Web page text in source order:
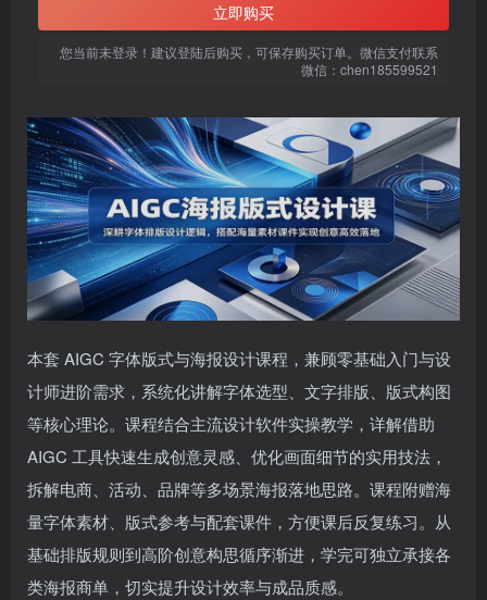
立即购买
您当前未登录！建议登陆后购买，可保存购买订单。微信支付联系
微信：chen185599521
本套 AIGC 字体版式与海报设计课程，兼顾零基础入门与设
计师进阶需求，系统化讲解字体选型、文字排版、版式构图
等核心理论。课程结合主流设计软件实操教学，详解借助
AIGC 工具快速生成创意灵感、优化画面细节的实用技法，
拆解电商、活动、品牌等多场景海报落地思路。课程附赠海
量字体素材、版式参考与配套课件，方便课后反复练习。从
基础排版规则到高阶创意构思循序渐进，学完可独立承接各
类海报商单，切实提升设计效率与成品质感。
扫码登录即表示同意用户协议、隐私声明